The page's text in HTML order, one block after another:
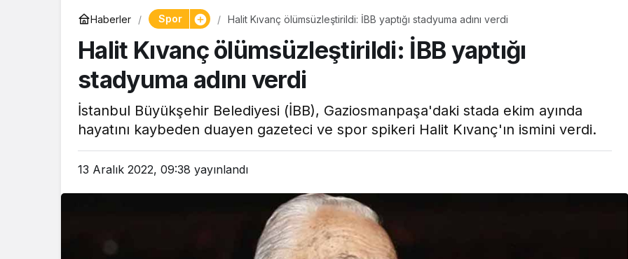
Haberler Spor Halit Kıvanç ölümsüzleştirildi: İBB yaptığı stadyuma adını verdi
Halit Kıvanç ölümsüzleştirildi: İBB yaptığı
stadyuma adını verdi
İstanbul Büyükşehir Belediyesi (İBB), Gaziosmanpaşa'daki stada ekim ayında
hayatını kaybeden duayen gazeteci ve spor spikeri Halit Kıvanç'ın ismini verdi.
13 Aralık 2022, 09:38 yayınlandı
Tam ölçüsüyle
pastaneye taş çıkartır:
Şekerpare tarifi
Çayın yanına çok
Brownie tadında ıslak
kurabiye tarifi…